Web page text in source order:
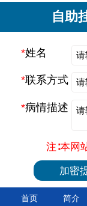
自助
*姓名
*联系方式
*病情描述
注∶本网
首页 简介